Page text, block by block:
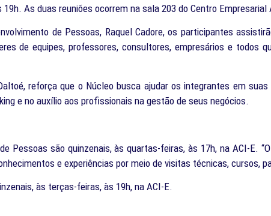
As duas reuniões ocorrem na sala 203 do Centro Empresarial
de Pessoas, Raquel Cadore, os participantes
de equipes, professores, consultores, empresários e todos
reforça que o Núcleo busca ajudar os integrantes em
e no auxílio aos profissionais na gestão de seus negócios.
Pessoas são quinzenais, às quartas-feiras, às 17h, na ACI-E.
e experiências por meio de visitas técnicas, cursos,
às terças-feiras, às 19h, na ACI-E.